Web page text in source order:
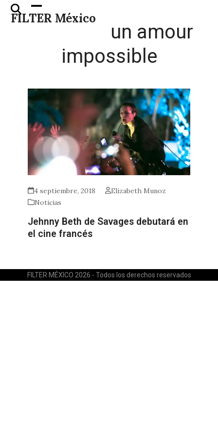
Skip
FILTER México
Open
mobile
Close
mobile
un amour
impossible
4 septiembre, 2018
Elizabeth Munoz
Noticias
Jehnny Beth de Savages debutará en
el cine francés
FILTER MÉXICO 2026 - Todos los derechos reservados